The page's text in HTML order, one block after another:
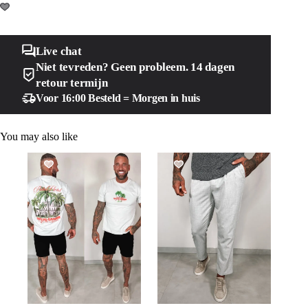
Live chat
Niet tevreden? Geen probleem. 14 dagen
retour termijn
Voor 16:00 Besteld = Morgen in huis
You may also like
SALE! SALE!